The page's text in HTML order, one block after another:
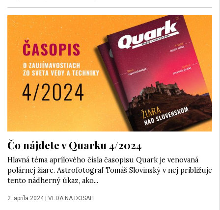
Čo nájdete v Quarku 4/2024
Hlavná téma aprílového čísla časopisu Quark je venovaná
polárnej žiare. Astrofotograf Tomáš Slovinský v nej približuje
tento nádherný úkaz, ako...
2. apríla 2024 | VEDA NA DOSAH